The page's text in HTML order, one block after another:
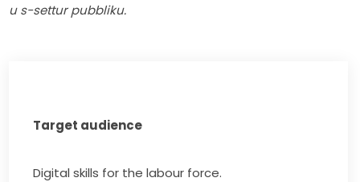
u s-settur pubbliku.
Target audience
Digital skills for the labour force.